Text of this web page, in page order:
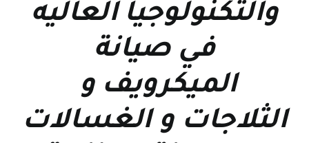
والتكنولوجيا العاليه
في صيانة
الميكرويف و
الثلاجات و الغسالات